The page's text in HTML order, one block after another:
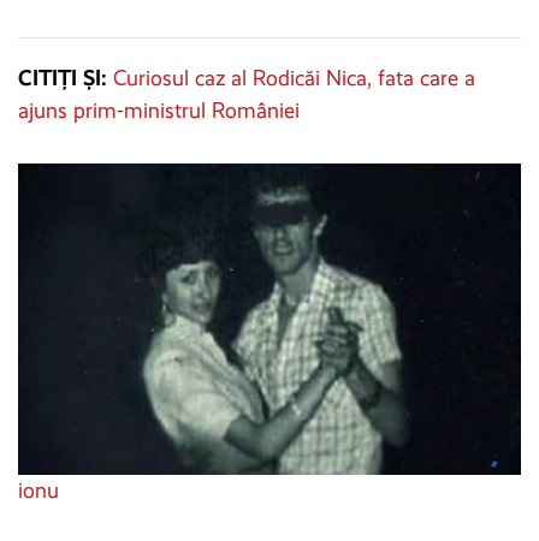
CITIȚI ȘI: Curiosul caz al Rodicăi Nica, fata care a
ajuns prim-ministrul României
ionu